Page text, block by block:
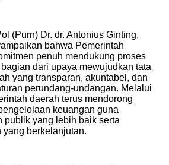
(Purn) Dr. dr. Antonius Ginting,
bahwa Pemerintah
penuh mendukung proses
dari upaya mewujudkan tata
yang transparan, akuntabel, dan
perundang-undangan. Melalui
daerah terus mendorong
keuangan guna
publik yang lebih baik serta
yang berkelanjutan.